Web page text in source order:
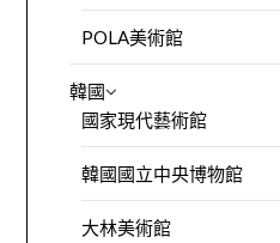
POLA美術館
韓國
國家現代藝術館
韓國國立中央博物館
大林美術館